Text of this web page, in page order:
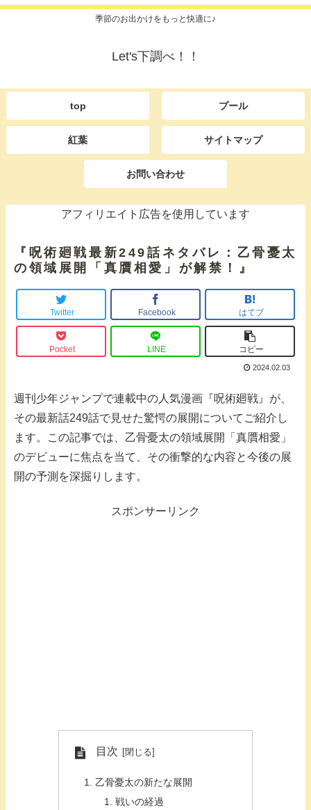
季節のお出かけをもっと快適に♪
Let's下調べ！！
top プール
紅葉 サイトマップ
お問い合わせ
アフィリエイト広告を使用しています
『呪術廻戦最新249話ネタバレ：乙骨憂太
の領域展開「真贋相愛」が解禁！』
Twitter Facebook はてブ
Pocket LINE コピー
2024.02.03
週刊少年ジャンプで連載中の人気漫画『呪術廻戦』が、
その最新話249話で見せた驚愕の展開についてご紹介し
ます。この記事では、乙骨憂太の領域展開「真贋相愛」
のデビューに焦点を当て、その衝撃的な内容と今後の展
開の予測を深掘りします。
スポンサーリンク
目次
乙骨憂太の新たな展開
戦いの経過